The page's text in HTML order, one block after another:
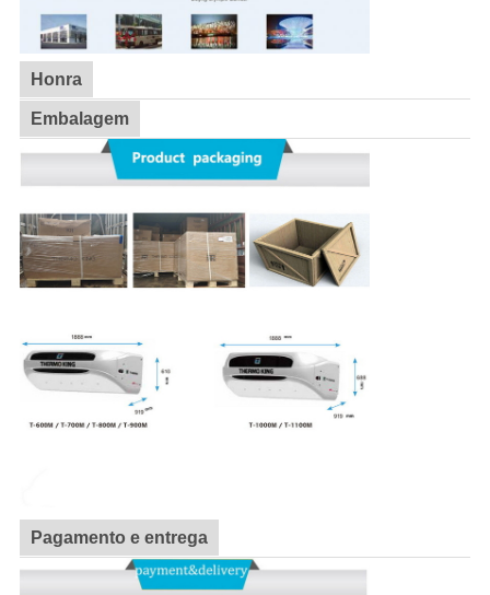
Honra
Embalagem
Pagamento e entrega